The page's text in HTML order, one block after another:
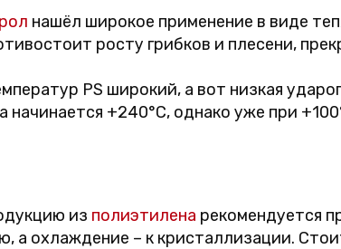
нашёл широкое применение в виде
росту грибков и плесени,
PS широкий, а вот низкая
начинается +240°C, однако уже при
из полиэтилена рекомендуется
а охлаждение – к кристаллизации.